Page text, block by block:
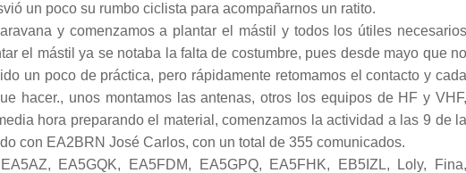
un poco su rumbo ciclista para acompañarnos un ratito.
y comenzamos a plantar el mástil y todos los útiles necesarios
el mástil ya se notaba la falta de costumbre, pues desde mayo que no
un poco de práctica, pero rápidamente retomamos el contacto y cada
hacer., unos montamos las antenas, otros los equipos de HF y VHF,
hora preparando el material, comenzamos la actividad a las 9 de la
con EA2BRN José Carlos, con un total de 355 comunicados.
EA5GQK, EA5FDM, EA5GPQ, EA5FHK, EB5IZL, Loly, Fina,